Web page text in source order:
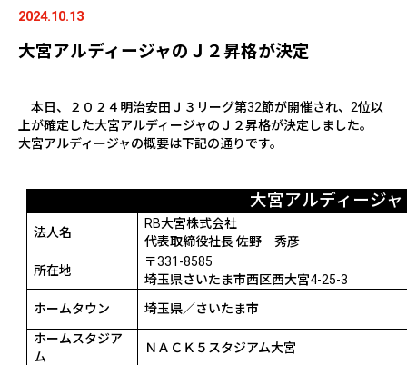
2024.10.13
大宮アルディージャのＪ２昇格が決定
本日、２０２４明治安田Ｊ３リーグ第32節が開催され、 2位以
上が確定した大宮アルディージャのＪ２昇格が決定しました。
大宮アルディージャの概要は下記の通りです。
大宮アルディージャ
法人名
RB大宮株式会社
代表取締役社長 佐野 秀彦
所在地
〒331-8585
埼玉県さいたま市西区西大宮4-25-3
ホームタウン
埼玉県／さいたま市
ホームスタジア
ム
ＮＡＣＫ５スタジアム大宮